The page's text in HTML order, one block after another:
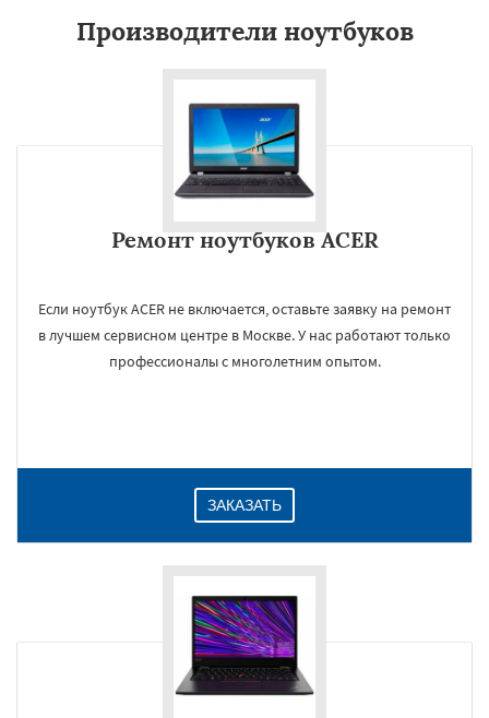
Производители ноутбуков
Ремонт ноутбуков ACER
Если ноутбук ACER не включается, оставьте заявку на ремонт
в лучшем сервисном центре в Москве. У нас работают только
профессионалы с многолетним опытом.
ЗАКАЗАТЬ